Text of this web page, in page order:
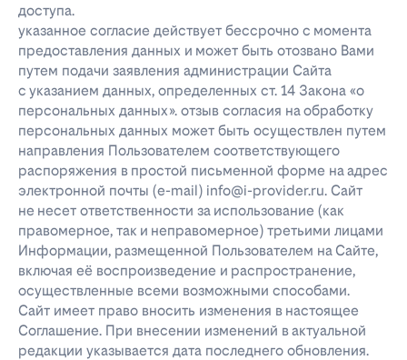
доступа.
указанное согласие действует бессрочно с момента
предоставления данных и может быть отозвано Вами
путем подачи заявления администрации Сайта
с указанием данных, определенных ст. 14 Закона «о
персональных данных». отзыв согласия на обработку
персональных данных может быть осуществлен путем
направления Пользователем соответствующего
распоряжения в простой письменной форме на адрес
электронной почты (e-mail) info@i-provider.ru. Сайт
не несет ответственности за использование (как
правомерное, так и неправомерное) третьими лицами
Информации, размещенной Пользователем на Сайте,
включая её воспроизведение и распространение,
осуществленные всеми возможными способами.
Сайт имеет право вносить изменения в настоящее
Соглашение. При внесении изменений в актуальной
редакции указывается дата последнего обновления.